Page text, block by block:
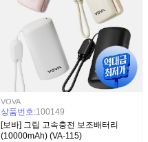
VOVA
상품번호:100149
[보바] 그립 고속충전 보조배터리
(10000mAh) (VA-115)